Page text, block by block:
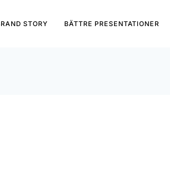
STORY BÄTTRE PRESENTATIONER